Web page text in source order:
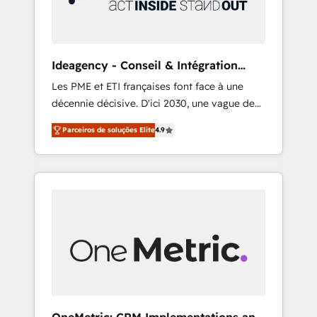
integrations 🤖 AI workflows & enrichment 📘
rely on for scalable revenue insights.
Ideagency - Conseil & Intégration
HubSpot
Les PME et ETI françaises font face à une
décennie décisive. D'ici 2030, une vague de
consolidation va recomposer le marché.
Seules survivront les entreprises qui auront
réussi leur transformation. Le problème ?
58% des dirigeants savent que l'IA est vitale
conscience totale, action nulle. La solution
s'appelle l'Entreprise Augmentée. Ce n'est pas
Parceiros de soluções Elite4.9